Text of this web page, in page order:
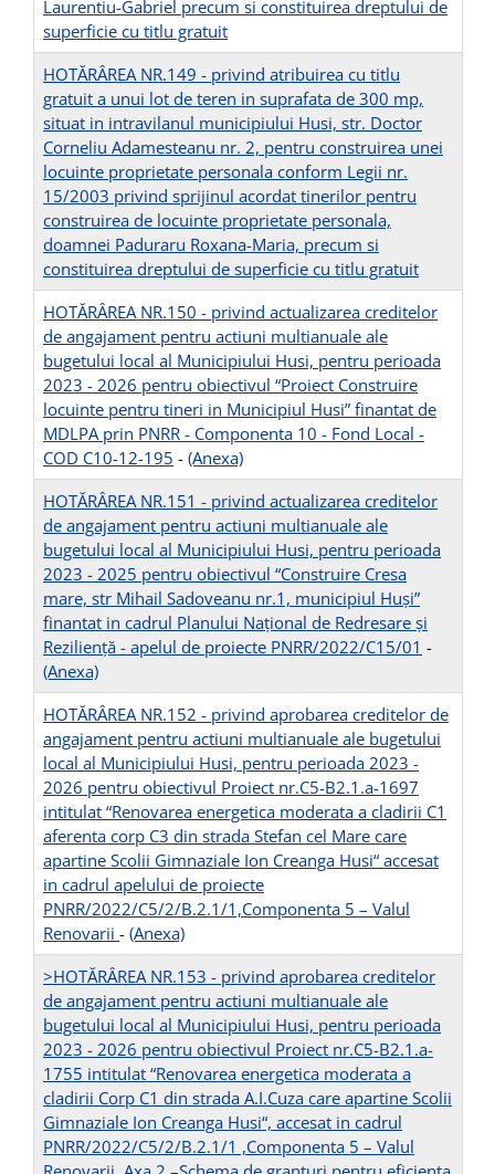
Laurentiu-Gabriel precum si constituirea dreptului de
superficie cu titlu gratuit
HOTĂRÂREA NR.149 - privind atribuirea cu titlu
gratuit a unui lot de teren in suprafata de 300 mp,
situat in intravilanul municipiului Husi, str. Doctor
Corneliu Adamesteanu nr. 2, pentru construirea unei
locuinte proprietate personala conform Legii nr.
15/2003 privind sprijinul acordat tinerilor pentru
construirea de locuinte proprietate personala,
doamnei Paduraru Roxana-Maria, precum si
constituirea dreptului de superficie cu titlu gratuit
HOTĂRÂREA NR.150 - privind actualizarea creditelor
de angajament pentru actiuni multianuale ale
bugetului local al Municipiului Husi, pentru perioada
2023 - 2026 pentru obiectivul “Proiect Construire
locuinte pentru tineri in Municipiul Husi” finantat de
MDLPA prin PNRR - Componenta 10 - Fond Local -
COD C10-12-195 - (Anexa)
HOTĂRÂREA NR.151 - privind actualizarea creditelor
de angajament pentru actiuni multianuale ale
bugetului local al Municipiului Husi, pentru perioada
2023 - 2025 pentru obiectivul “Construire Cresa
mare, str Mihail Sadoveanu nr.1, municipiul Huși”
finantat in cadrul Planului Național de Redresare și
Reziliență - apelul de proiecte PNRR/2022/C15/01 -
(Anexa)
HOTĂRÂREA NR.152 - privind aprobarea creditelor de
angajament pentru actiuni multianuale ale bugetului
local al Municipiului Husi, pentru perioada 2023 -
2026 pentru obiectivul Proiect nr.C5-B2.1.a-1697
intitulat “Renovarea energetica moderata a cladirii C1
aferenta corp C3 din strada Stefan cel Mare care
apartine Scolii Gimnaziale Ion Creanga Husi“ accesat
in cadrul apelului de proiecte
PNRR/2022/C5/2/B.2.1/1,Componenta 5 – Valul
Renovarii - (Anexa)
>HOTĂRÂREA NR.153 - privind aprobarea creditelor
de angajament pentru actiuni multianuale ale
bugetului local al Municipiului Husi, pentru perioada
2023 - 2026 pentru obiectivul Proiect nr.C5-B2.1.a-
1755 intitulat “Renovarea energetica moderata a
cladirii Corp C1 din strada A.I.Cuza care apartine Scolii
Gimnaziale Ion Creanga Husi“, accesat in cadrul
PNRR/2022/C5/2/B.2.1/1 ,Componenta 5 – Valul